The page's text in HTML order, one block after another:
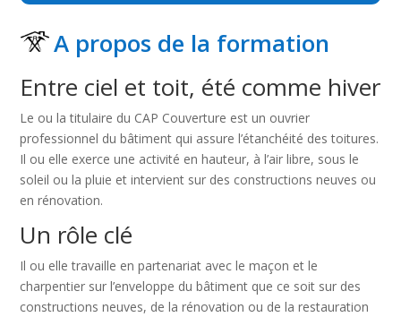
A propos de la formation
Entre ciel et toit, été comme hiver
Le ou la titulaire du CAP Couverture est un ouvrier
professionnel du bâtiment qui assure l’étanchéité des toitures.
Il ou elle exerce une activité en hauteur, à l’air libre, sous le
soleil ou la pluie et intervient sur des constructions neuves ou
en rénovation.
Un rôle clé
Il ou elle travaille en partenariat avec le maçon et le
charpentier sur l’enveloppe du bâtiment que ce soit sur des
constructions neuves, de la rénovation ou de la restauration